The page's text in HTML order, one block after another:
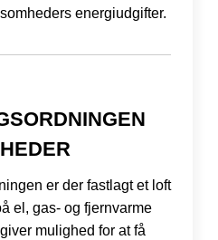
energiudgifter.
er der fastlagt et loft
el, gas- og fjernvarme
mulighed for at få